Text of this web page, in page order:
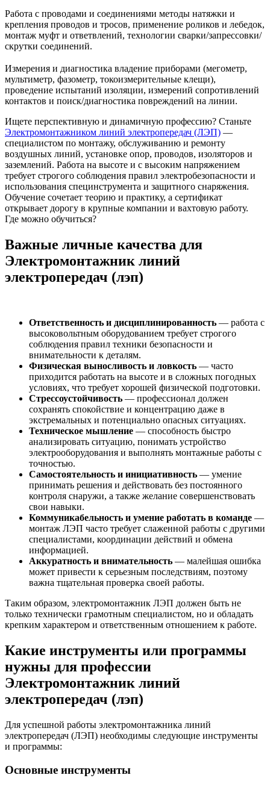
Работа с проводами и соединениями методы натяжки и
крепления проводов и тросов, применение роликов и лебедок,
монтаж муфт и ответвлений, технологии сварки/запрессовки/
скрутки соединений.
Измерения и диагностика владение приборами (мегометр,
мультиметр, фазометр, токоизмерительные клещи),
проведение испытаний изоляции, измерений сопротивлений
контактов и поиск/диагностика повреждений на линии.
Ищете перспективную и динамичную профессию? Станьте
Электромонтажником линий электропередач (ЛЭП) —
специалистом по монтажу, обслуживанию и ремонту
воздушных линий, установке опор, проводов, изоляторов и
заземлений. Работа на высоте и с высоким напряжением
требует строгого соблюдения правил электробезопасности и
использования специнструмента и защитного снаряжения.
Обучение сочетает теорию и практику, а сертификат
открывает дорогу в крупные компании и вахтовую работу.
Где можно обучиться?
Важные личные качества для
Электромонтажник линий
электропередач (лэп)
Ответственность и дисциплинированность — работа с
высоковольтным оборудованием требует строгого
соблюдения правил техники безопасности и
внимательности к деталям.
Физическая выносливость и ловкость — часто
приходится работать на высоте и в сложных погодных
условиях, что требует хорошей физической подготовки.
Стрессоустойчивость — профессионал должен
сохранять спокойствие и концентрацию даже в
экстремальных и потенциально опасных ситуациях.
Техническое мышление — способность быстро
анализировать ситуацию, понимать устройство
электрооборудования и выполнять монтажные работы с
точностью.
Самостоятельность и инициативность — умение
принимать решения и действовать без постоянного
контроля снаружи, а также желание совершенствовать
свои навыки.
Коммуникабельность и умение работать в команде —
монтаж ЛЭП часто требует слаженной работы с другими
специалистами, координации действий и обмена
информацией.
Аккуратность и внимательность — малейшая ошибка
может привести к серьезным последствиям, поэтому
важна тщательная проверка своей работы.
Таким образом, электромонтажник ЛЭП должен быть не
только технически грамотным специалистом, но и обладать
крепким характером и ответственным отношением к работе.
Какие инструменты или программы
нужны для профессии
Электромонтажник линий
электропередач (лэп)
Для успешной работы электромонтажника линий
электропередач (ЛЭП) необходимы следующие инструменты
и программы:
Основные инструменты